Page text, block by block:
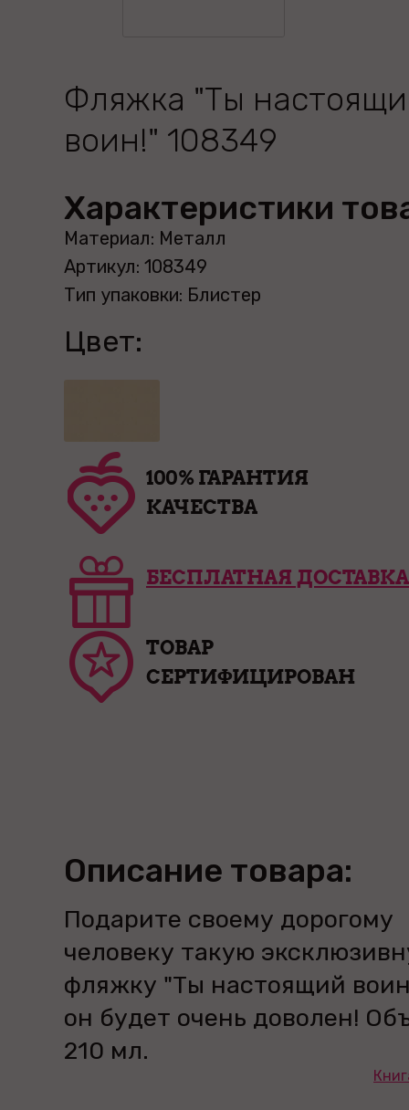
Фляжка "Ты
воин!" 108349
Характеристики
Материал: Металл
Артикул: 108349
Тип упаковки: Блистер
Цвет:
100% ГАРАНТИЯ
КАЧЕСТВА
БЕСПЛАТНАЯ ДОСТАВКА
ТОВАР
СЕРТИФИЦИРОВАН
Описание товара:
Подарите своему дорогому
человеку такую
фляжку "Ты настоящий
он будет очень доволен!
210 мл.